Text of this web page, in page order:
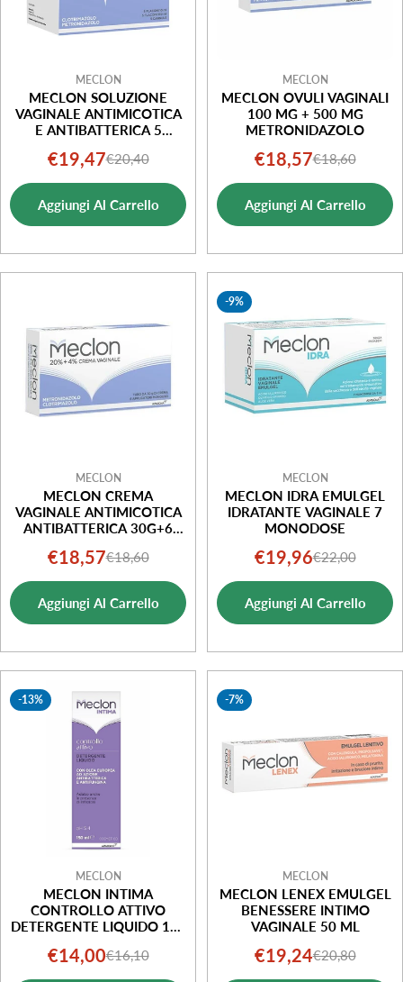
MECLON
MECLON SOLUZIONE
VAGINALE ANTIMICOTICA
E ANTIBATTERICA 5
Prezzo
di
vendita
€19,47Prezzo
normale
€20,40
Aggiungi Al Carrello
MECLON
MECLON OVULI VAGINALI
100 MG + 500 MG
METRONIDAZOLO
Prezzo
di
vendita
€18,57Prezzo
normale
€18,60
Aggiungi Al Carrello
MECLON
MECLON CREMA
VAGINALE ANTIMICOTICA
ANTIBATTERICA 30G+6
Prezzo
di
vendita
€18,57Prezzo
normale
€18,60
Aggiungi Al Carrello
-9%
MECLON
MECLON IDRA EMULGEL
IDRATANTE VAGINALE 7
MONODOSE
Prezzo
di
vendita
€19,96Prezzo
normale
€22,00
Aggiungi Al Carrello
-13%
MECLON
MECLON INTIMA
CONTROLLO ATTIVO
DETERGENTE LIQUIDO 150
Prezzo
€14,00Prezzo
€16,10
-7%
MECLON
MECLON LENEX EMULGEL
BENESSERE INTIMO
VAGINALE 50 ML
Prezzo
€19,24Prezzo
€20,80